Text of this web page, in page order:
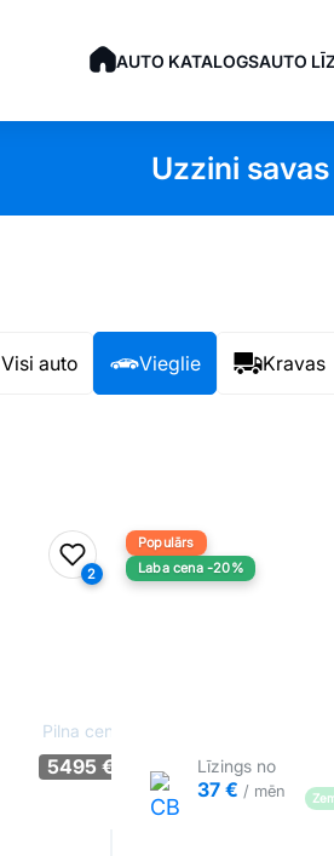
AUTO KATALOGSAUTO
Uzzini
Visi auto Vieglie Kravas
2
Pievienot favorītiem
Pilna cena
5495 €
Populārs
Laba cena -20%
Līzings no
37 € / mēn